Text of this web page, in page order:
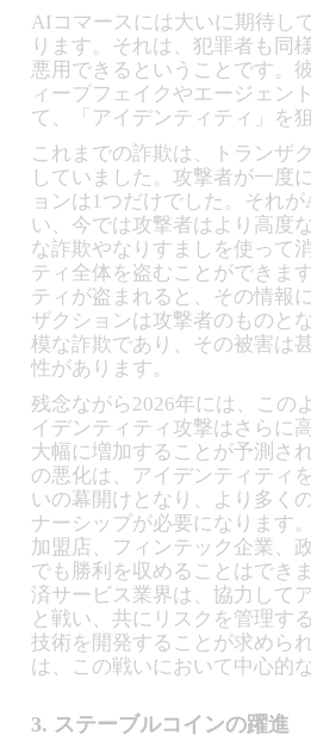
AIコマースには大いに期待し
ります。それは、犯罪者も同
悪用できるということです。
ィープフェイクやエージェン
て、「アイデンティティ」を
これまでの詐欺は、トランザ
していました。攻撃者が一度
ョンは1つだけでした。それ
い、今では攻撃者はより高度
な詐欺やなりすましを使って
ティ全体を盗むことができま
ティが盗まれると、その情報
ザクションは攻撃者のものと
模な詐欺であり、その被害は
性があります。
残念ながら2026年には、この
イデンティティ攻撃はさらに
大幅に増加することが予測さ
の悪化は、アイデンティティ
いの幕開けとなり、より多く
ナーシップが必要になります
加盟店、フィンテック企業、
でも勝利を収めることはでき
済サービス業界は、協力して
と戦い、共にリスクを管理す
技術を開発することが求めら
は、この戦いにおいて中心的
3. ステーブルコインの躍進